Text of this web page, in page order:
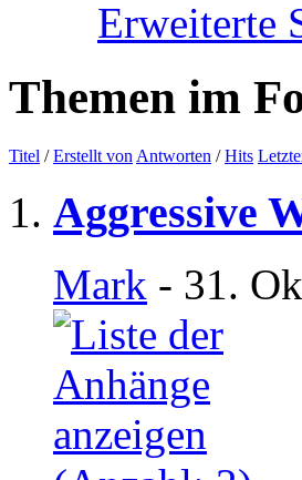
Erweiterte
Themen im
Titel /Erstellt von Antworten /Hits
Aggressive
Mark - 31.